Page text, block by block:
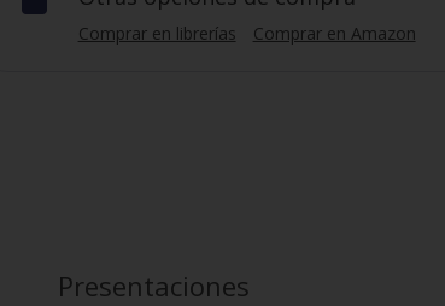
Comprar en librerías Comprar en Amazon
Presentaciones